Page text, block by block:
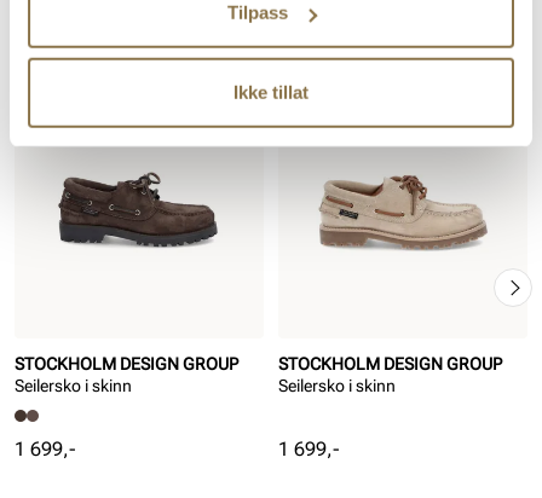
Tilpass
Ikke tillat
Lignende produkter
STOCKHOLM DESIGN GROUP
Seilersko i skinn
Pris
1 699,-
STOCKHOLM DESIGN GROUP
Seilersko i skinn
Pris
1 699,-